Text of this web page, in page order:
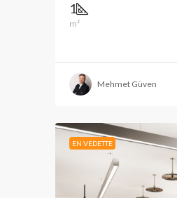
1
m²
Mehmet Güven
EN VEDETTE